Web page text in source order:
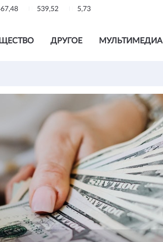
539,52 5,73
ДРУГОЕ МУЛЬТИМЕДИА